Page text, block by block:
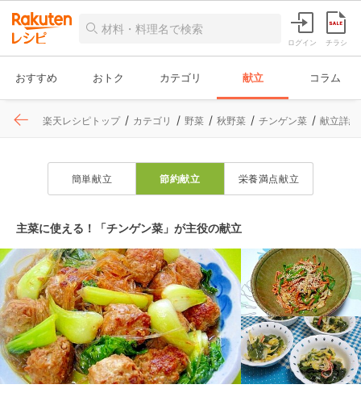
ログイン チラシ
おすすめ おトク カテゴリ 献立 コラム
楽天レシピトップ カテゴリ 野菜 秋野菜 チンゲン菜 献立詳細
簡単献立 節約献立 栄養満点献立
主菜に使える！「チンゲン菜」が主役の献立